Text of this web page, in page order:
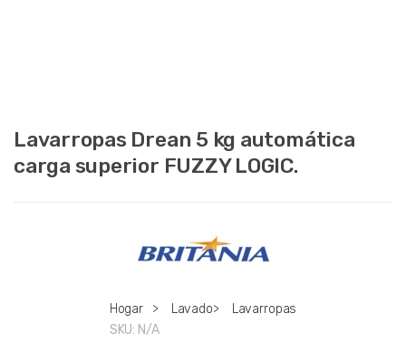
Lavarropas Drean 5 kg automática
carga superior FUZZY LOGIC.
Hogar > Lavado>
Lavarropas
SKU: N/A